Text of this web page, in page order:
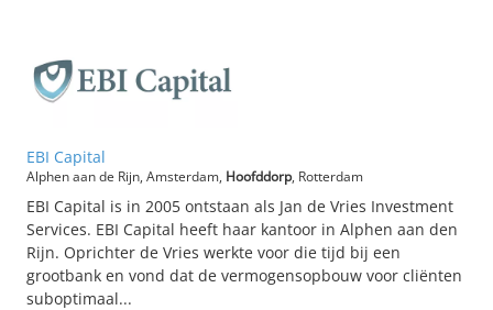
EBI Capital
Alphen aan de Rijn, Amsterdam, Hoofddorp, Rotterdam
EBI Capital is in 2005 ontstaan als Jan de Vries Investment
Services. EBI Capital heeft haar kantoor in Alphen aan den
Rijn. Oprichter de Vries werkte voor die tijd bij een
grootbank en vond dat de vermogensopbouw voor cliënten
suboptimaal...